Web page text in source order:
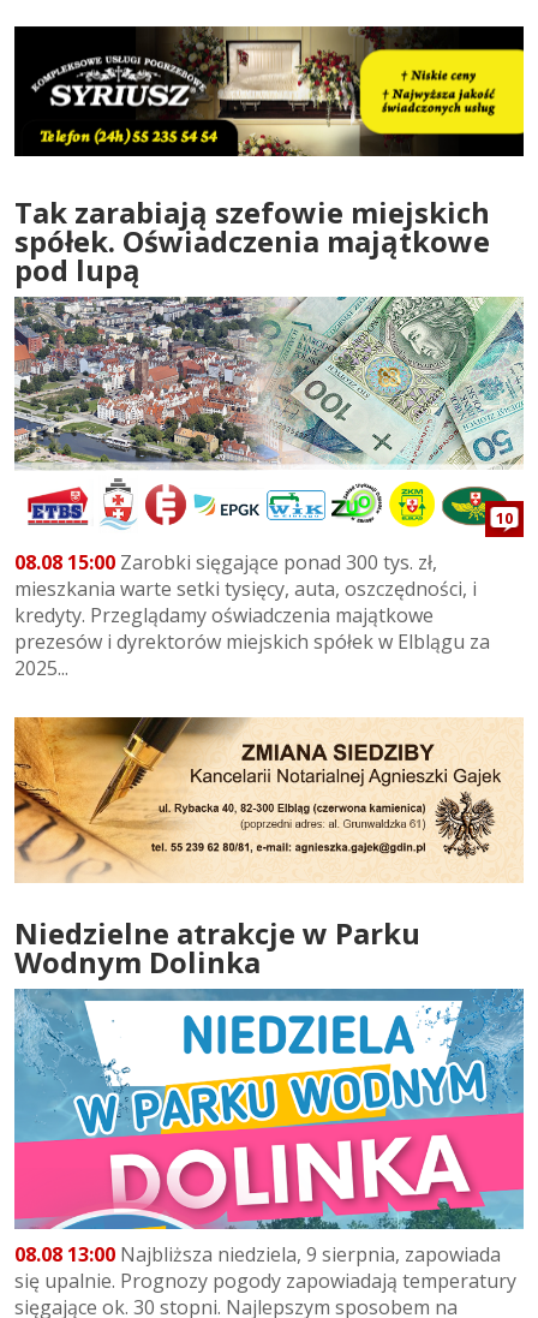
Tak zarabiają szefowie miejskich
spółek. Oświadczenia majątkowe
pod lupą
10
08.08 15:00 Zarobki sięgające ponad 300 tys. zł,
mieszkania warte setki tysięcy, auta, oszczędności, i
kredyty. Przeglądamy oświadczenia majątkowe
prezesów i dyrektorów miejskich spółek w Elblągu za
2025...
Niedzielne atrakcje w Parku
Wodnym Dolinka
08.08 13:00 Najbliższa niedziela, 9 sierpnia, zapowiada
się upalnie. Prognozy pogody zapowiadają temperatury
sięgające ok. 30 stopni. Najlepszym sposobem na